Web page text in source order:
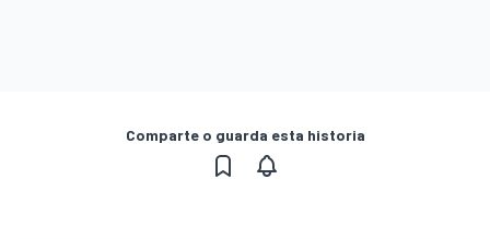
Comparte o guarda esta historia